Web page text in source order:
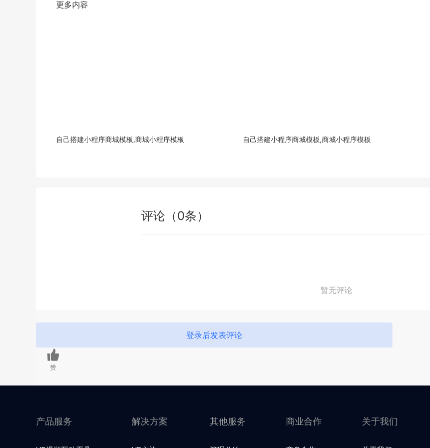
更多内容
自己搭建小程序商城模板,商城小程序模板 自己搭建小程序商城模板,商城小程序模板
评论 （0条）
暂无评论
登录后发表评论
赞
产品服务 解决方案 其他服务 商业合作 关于我们